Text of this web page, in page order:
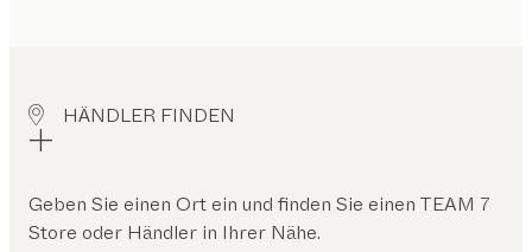
HÄNDLER FINDEN
Geben Sie einen Ort ein und finden Sie einen TEAM 7
Store oder Händler in Ihrer Nähe.